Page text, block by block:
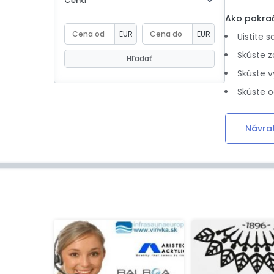
EUR EUR
Hľadať
Ako
Uistite
Skúste
Skúste
Skúste